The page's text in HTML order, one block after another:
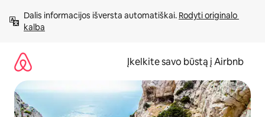
prie
turinio
Dalis informacijos išversta automatiškai. Rodyti originalo
kalba
Įkelkite savo būstą į Airbnb